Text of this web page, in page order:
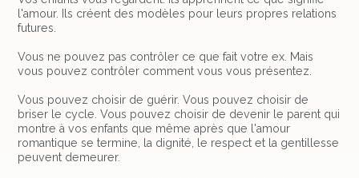
l'amour. Ils créent des modèles pour leurs propres relations
futures.
Vous ne pouvez pas contrôler ce que fait votre ex. Mais
vous pouvez contrôler comment vous vous présentez.
Vous pouvez choisir de guérir. Vous pouvez choisir de
briser le cycle. Vous pouvez choisir de devenir le parent qui
montre à vos enfants que même après que l'amour
romantique se termine, la dignité, le respect et la gentillesse
peuvent demeurer.